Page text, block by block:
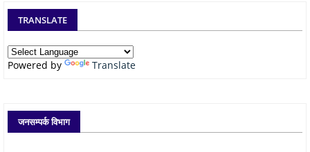
TRANSLATE
Powered by Translate
जनसम्पर्क विभाग